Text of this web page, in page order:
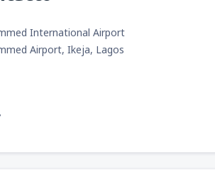
International Airport
Airport, Ikeja, Lagos